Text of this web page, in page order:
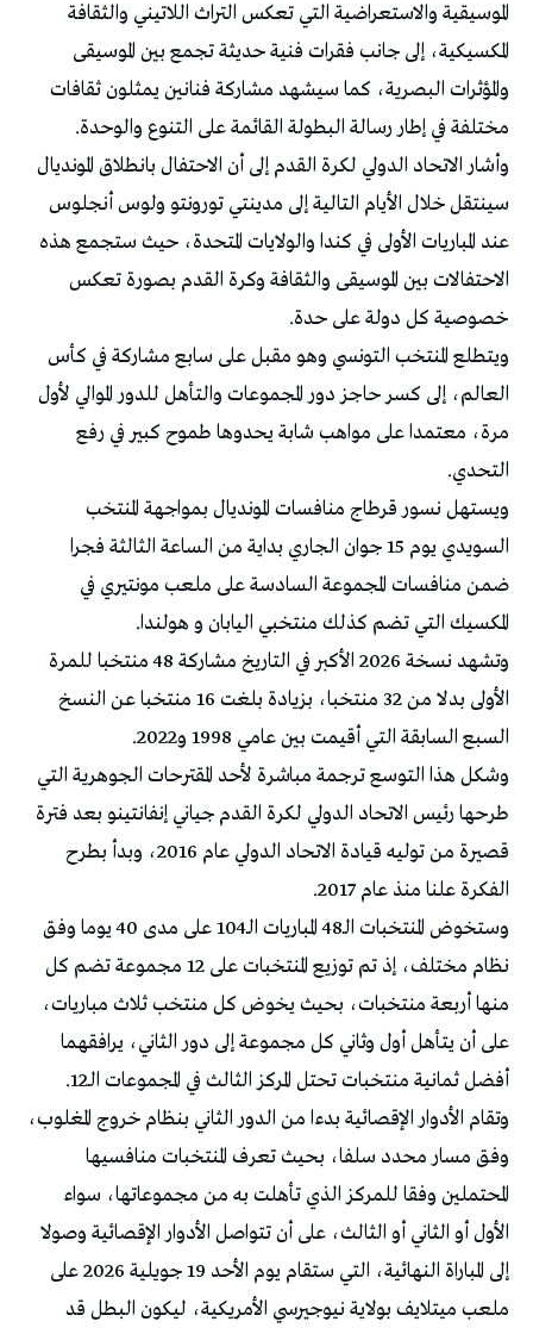
الموسيقية والاستعراضية التي تعكس التراث اللاتيني والثقافة
المكسيكية، إلى جانب فقرات فنية حديثة تجمع بين الموسيقى
والمؤثرات البصرية، كما سيشهد مشاركة فنانين يمثلون ثقافات
مختلفة في إطار رسالة البطولة القائمة على التنوع والوحدة.
وأشار الاتحاد الدولي لكرة القدم إلى أن الاحتفال بانطلاق المونديال
سينتقل خلال الأيام التالية إلى مدينتي تورونتو ولوس أنجلوس
عند المباريات الأولى في كندا والولايات المتحدة، حيث ستجمع هذه
الاحتفالات بين الموسيقى والثقافة وكرة القدم بصورة تعكس
خصوصية كل دولة على حدة.
ويتطلع المنتخب التونسي وهو مقبل على سابع مشاركة في كأس
العالم، إلى كسر حاجز دور المجموعات والتأهل للدور الموالي لأول
مرة، معتمدا على مواهب شابة يحدوها طموح كبير في رفع
التحدي.
ويستهل نسور قرطاج منافسات المونديال بمواجهة المنتخب
السويدي يوم 15 جوان الجاري بداية من الساعة الثالثة فجرا
ضمن منافسات المجموعة السادسة على ملعب مونتيري في
المكسيك التي تضم كذلك منتخبي اليابان و هولندا.
وتشهد نسخة 2026 الأكبر في التاريخ مشاركة 48 منتخبا للمرة
الأولى بدلا من 32 منتخبا، بزيادة بلغت 16 منتخبا عن النسخ
السبع السابقة التي أقيمت بين عامي 1998 و2022.
وشكل هذا التوسع ترجمة مباشرة لأحد المقترحات الجوهرية التي
طرحها رئيس الاتحاد الدولي لكرة القدم جياني إنفانتينو بعد فترة
قصيرة من توليه قيادة الاتحاد الدولي عام 2016، وبدأ بطرح
الفكرة علنا منذ عام 2017.
وستخوض المنتخبات الـ48 المباريات الـ104 على مدى 40 يوما وفق
نظام مختلف، إذ تم توزيع المنتخبات على 12 مجموعة تضم كل
منها أربعة منتخبات، بحيث يخوض كل منتخب ثلاث مباريات،
على أن يتأهل أول وثاني كل مجموعة إلى دور الثاني، يرافقهما
أفضل ثمانية منتخبات تحتل المركز الثالث في المجموعات الـ12.
وتقام الأدوار الإقصائية بدءا من الدور الثاني بنظام خروج المغلوب،
وفق مسار محدد سلفا، بحيث تعرف المنتخبات منافسيها
المحتملين وفقا للمركز الذي تأهلت به من مجموعاتها، سواء
الأول أو الثاني أو الثالث، على أن تتواصل الأدوار الإقصائية وصولا
إلى المباراة النهائية، التي ستقام يوم الأحد 19 جويلية 2026 على
ملعب ميتلايف بولاية نيوجيرسي الأمريكية، ليكون البطل قد